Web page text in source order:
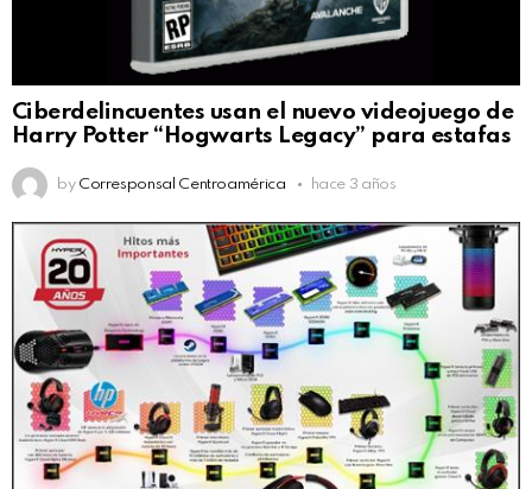
Ciberdelincuentes usan el nuevo videojuego de
Harry Potter “Hogwarts Legacy” para estafas
by Corresponsal Centroamérica hace 3 años